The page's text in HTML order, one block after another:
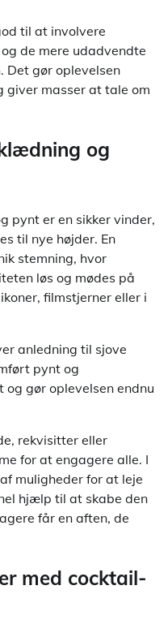
til at involvere
de mere udadvendte
Det gør oplevelsen
giver masser at tale om
og
pynt er en sikker vinder,
til nye højder. En
stemning, hvor
løs og mødes på
filmstjerner eller i
anledning til sjove
pynt og
gør oplevelsen endnu
rekvisitter eller
for at engagere alle. I
muligheder for at leje
hjælp til at skabe den
får en aften, de
med cocktail-